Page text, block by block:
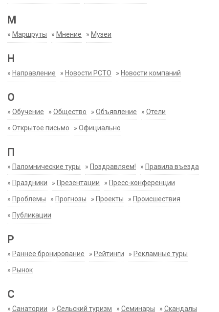
М
» Маршруты » Мнение » Музеи
Н
» Направление » Новости РСТО » Новости компаний
О
» Обучение » Общество » Объявление » Отели
» Открытое письмо » Официально
П
» Паломнические туры » Поздравляем! » Правила въезда
» Праздники » Презентации » Пресс-конференции
» Проблемы » Прогнозы » Проекты » Происшествия
» Публикации
Р
» Раннее бронирование » Рейтинги » Рекламные туры
» Рынок
С
» Санатории » Сельский туризм » Семинары » Скандалы